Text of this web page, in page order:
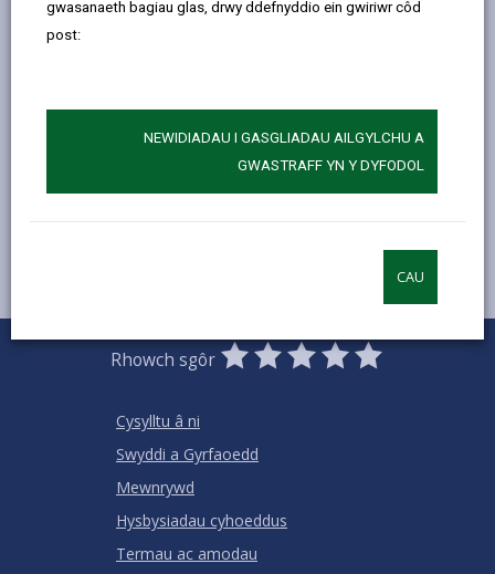
gwasanaeth bagiau glas, drwy ddefnyddio ein gwiriwr côd
post:
NEWIDIADAU I GASGLIADAU AILGYLCHU A
GWASTRAFF YN Y DYFODOL
CAU
MWY YNGHYLCH ADDYSG AC YSGOLION
Rhowch sgôr
0
Stars
1
Star
2
Stars
3
Stars
4
Stars
5
Stars
Cysylltu â ni
Swyddi a Gyrfaoedd
Mewnrywd
Hysbysiadau cyhoeddus
Termau ac amodau